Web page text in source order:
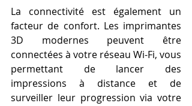
La connectivité est également un
facteur de confort. Les imprimantes
3D modernes peuvent être
connectées à votre réseau Wi-Fi, vous
permettant de lancer des
impressions à distance et de
surveiller leur progression via votre